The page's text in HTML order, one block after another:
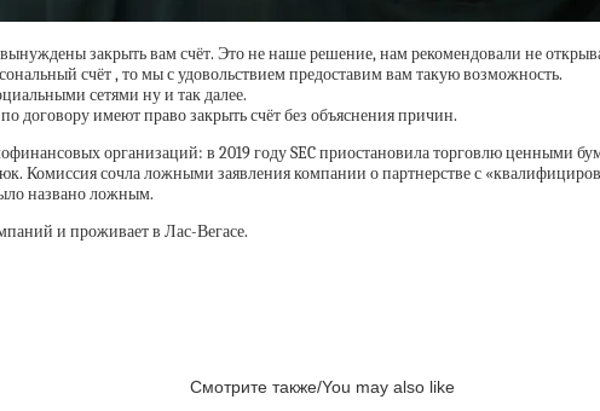
закрыть вам счёт. Это не наше решение, нам рекомендовали не
счёт , то мы с удовольствием предоставим вам такую возможность.
сетями ну и так далее.
договору имеют право закрыть счёт без объяснения причин.
организаций: в 2019 году SEC приостановила торговлю ценными
Комиссия сочла ложными заявления компании о партнерстве с
названо ложным.
и проживает в Лас-Вегасе.
Смотрите также/You may also like